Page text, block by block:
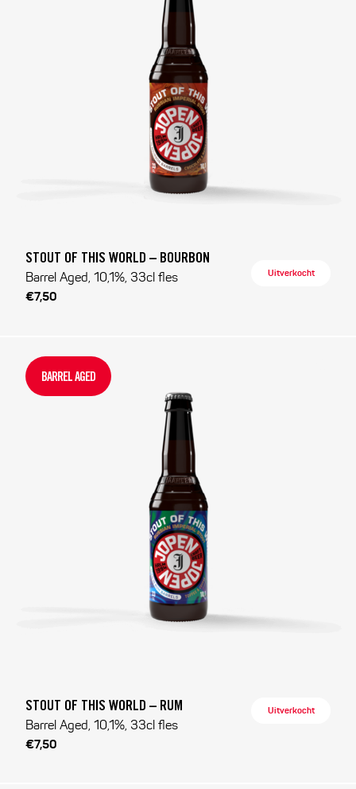
STOUT OF THIS WORLD – BOURBON
Barrel Aged, 10,1%, 33cl fles
€7,50
Uitverkocht
BARREL AGED
STOUT OF THIS WORLD – RUM
Barrel Aged, 10,1%, 33cl fles
€7,50
Uitverkocht